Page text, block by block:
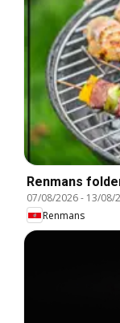
Renmans
07/08/2026- 13/08/
Renmans